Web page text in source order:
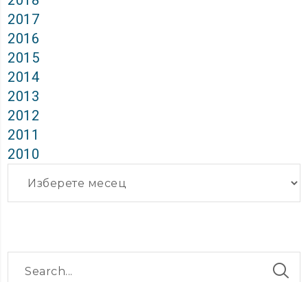
2017
2016
2015
2014
2013
2012
2011
2010